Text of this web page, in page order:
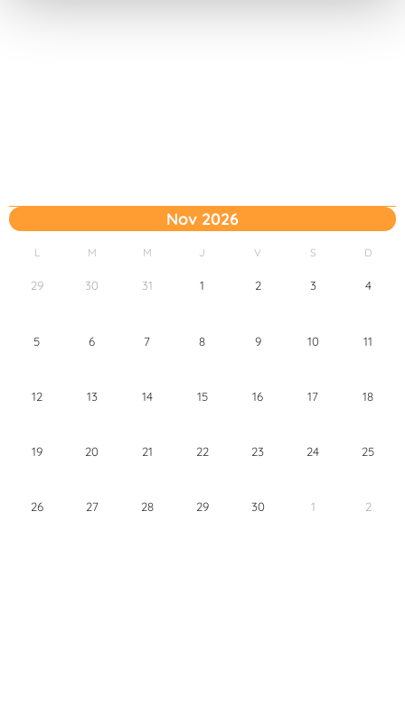
Nov 2026
L M M J V S D
29 30 31 1 2 3 4
5 6 7 8 9 10 11
12 13 14 15 16 17 18
19 20 21 22 23 24 25
26 27 28 29 30 1 2